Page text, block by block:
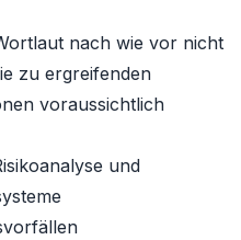
nach wie vor nicht
zu ergreifenden
voraussichtlich
und